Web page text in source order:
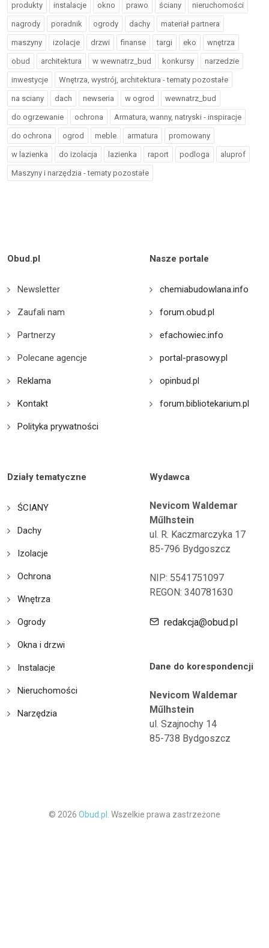
produkty instalacje okno prawo ściany nieruchomości
nagrody poradnik ogrody dachy materiał partnera
maszyny izolacje drzwi finanse targi eko wnętrza
obud architektura w wewnatrz_bud konkursy narzedzie
inwestycje Wnętrza, wystrój, architektura - tematy pozostałe
na sciany dach newseria w ogrod wewnatrz_bud
do ogrzewanie ochrona Armatura, wanny, natryski - inspiracje
do ochrona ogrod meble armatura promowany
w lazienka do izolacja lazienka raport podloga aluprof
Maszyny i narzędzia - tematy pozostałe
Obud.pl
Newsletter
Zaufali nam
Partnerzy
Polecane agencje
Reklama
Kontakt
Polityka prywatności
Nasze portale
chemiabudowlana.info
forum.obud.pl
efachowiec.info
portal-prasowy.pl
opinbud.pl
forum.bibliotekarium.pl
Działy tematyczne
ŚCIANY
Dachy
Izolacje
Ochrona
Wnętrza
Ogrody
Okna i drzwi
Instalacje
Nieruchomości
Narzędzia
Wydawca
Nevicom Waldemar
Műlhstein
ul. R. Kaczmarczyka 17
85-796 Bydgoszcz
NIP: 5541751097
REGON: 340781630
redakcja@obud.pl
Dane do korespondencji
Nevicom Waldemar
Műlhstein
ul. Szajnochy 14
85-738 Bydgoszcz
© 2026 Obud.pl. Wszelkie prawa zastrzeżone